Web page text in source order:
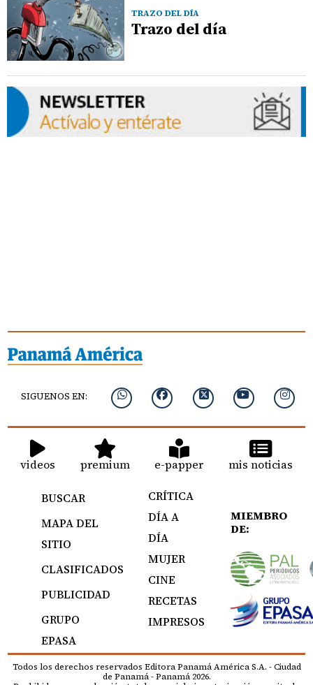
TRAZO DEL DÍA
Trazo del día
SIGUENOS EN:
videos premium e-papper mis noticias
BUSCAR
MAPA DEL
SITIO
CLASIFICADOS
PUBLICIDAD
GRUPO
EPASA
CRÍTICA
DÍA A
DÍA
MUJER
CINE
RECETAS
IMPRESOS
MIEMBRO
DE:
Todos los derechos reservados Editora Panamá América S.A. - Ciudad
de Panamá - Panamá 2026.